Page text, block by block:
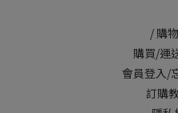
/ 購
購買/運
會員登入/
訂購